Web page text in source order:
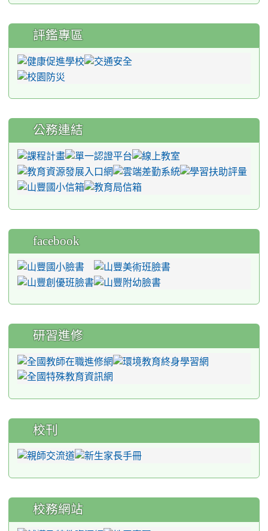
評鑑專區
公務連結
facebook
研習進修
校刊
校務網站